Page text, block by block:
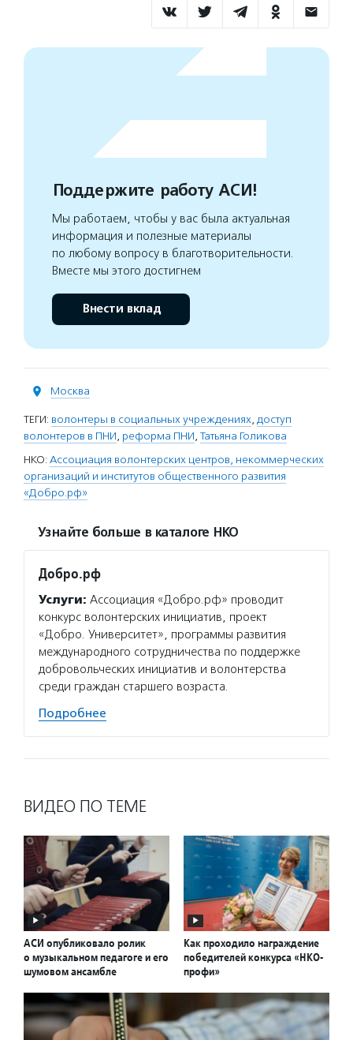
Поддержите работу АСИ!
Мы работаем, чтобы у вас была актуальная
информация и полезные материалы
по любому вопросу в благотворительности.
Вместе мы этого достигнем
Внести вклад
Москва
ТЕГИ: волонтеры в социальных учреждениях, доступ
волонтеров в ПНИ, реформа ПНИ, Татьяна Голикова
НКО: Ассоциация волонтерских центров, некоммерческих
организаций и институтов общественного развития
«Добро.рф»
Узнайте больше в каталоге НКО
Добро.рф
Услуги: Ассоциация «Добро.рф» проводит
конкурс волонтерских инициатив, проект
«Добро. Университет», программы развития
международного сотрудничества по поддержке
добровольческих инициатив и волонтерства
среди граждан старшего возраста.
Подробнее
ВИДЕО ПО ТЕМЕ
АСИ опубликовало ролик
о музыкальном педагоге и его
шумовом ансамбле
Как проходило награждение
победителей конкурса «НКО-
профи»